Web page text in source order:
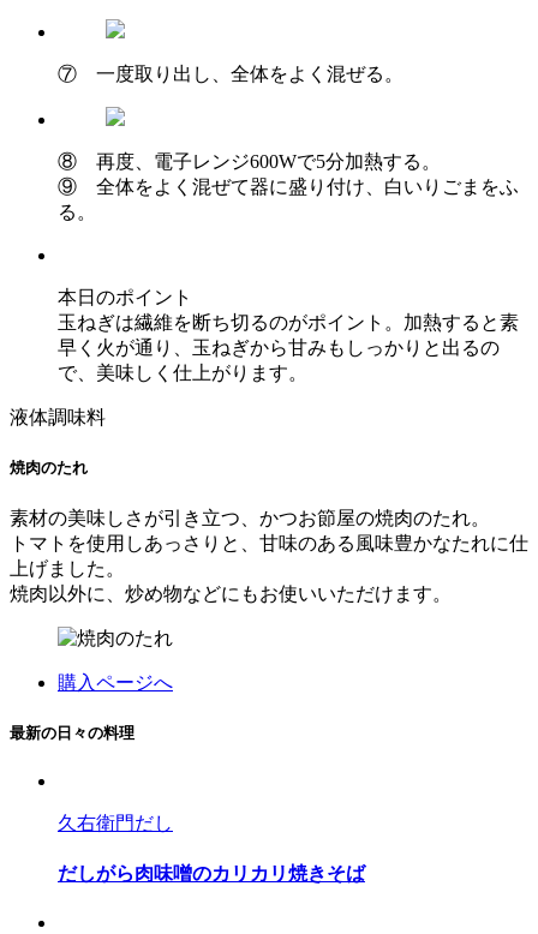
⑦ 一度取り出し、全体をよく混ぜる。
⑧ 再度、電子レンジ600Wで5分加熱する。
⑨ 全体をよく混ぜて器に盛り付け、白いりごまをふ
る。
本日のポイント
玉ねぎは繊維を断ち切るのがポイント。加熱すると素
早く火が通り、玉ねぎから甘みもしっかりと出るの
で、美味しく仕上がります。
液体調味料
焼肉のたれ
素材の美味しさが引き立つ、かつお節屋の焼肉のたれ。
トマトを使用しあっさりと、甘味のある風味豊かなたれに仕
上げました。
焼肉以外に、炒め物などにもお使いいただけます。
購入ページへ
最新の日々の料理
久右衛門だし
だしがら肉味噌のカリカリ焼きそば